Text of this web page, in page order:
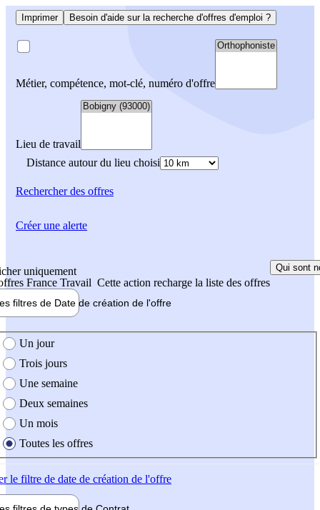
Imprimer Besoin d'aide sur la recherche d'offres d'emploi ?
Métier, compétence, mot-clé, numéro d'offre
Lieu de travail
Distance autour du lieu choisi
Rechercherdes offres
uniquement
France Travail Cette action recharge la liste des offres
Qui sont
filtres de Date de création de l'offre
création de l'offre
Un jour
Trois jours
Une semaine
Deux semaines
Un mois
Toutes les offres
le filtre de date de création de l'offre
Créer une alerte